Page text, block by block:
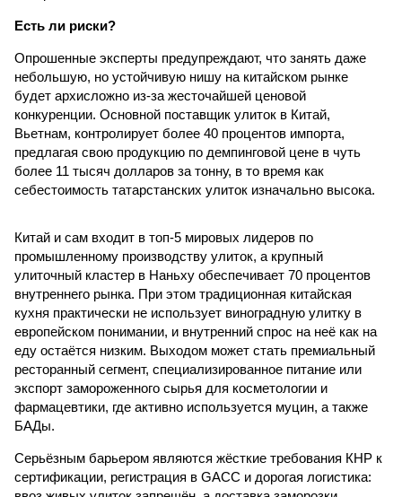
Есть ли риски?
Опрошенные эксперты предупреждают, что занять даже
небольшую, но устойчивую нишу на китайском рынке
будет архисложно из-за жесточайшей ценовой
конкуренции. Основной поставщик улиток в Китай,
Вьетнам, контролирует более 40 процентов импорта,
предлагая свою продукцию по демпинговой цене в чуть
более 11 тысяч долларов за тонну, в то время как
себестоимость татарстанских улиток изначально высока.
Китай и сам входит в топ-5 мировых лидеров по
промышленному производству улиток, а крупный
улиточный кластер в Наньху обеспечивает 70 процентов
внутреннего рынка. При этом традиционная китайская
кухня практически не использует виноградную улитку в
европейском понимании, и внутренний спрос на неё как на
еду остаётся низким. Выходом может стать премиальный
ресторанный сегмент, специализированное питание или
экспорт замороженного сырья для косметологии и
фармацевтики, где активно используется муцин, а также
БАДы.
Серьёзным барьером являются жёсткие требования КНР к
сертификации, регистрация в GACC и дорогая логистика: